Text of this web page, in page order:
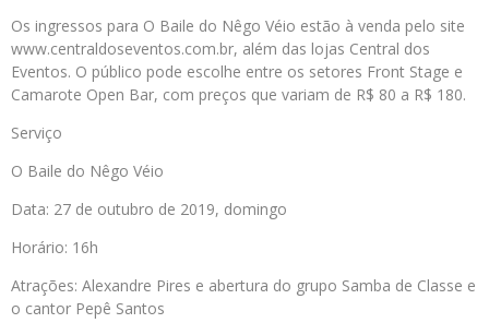
Os ingressos para O Baile do Nêgo Véio estão à venda pelo site
www.centraldoseventos.com.br, além das lojas Central dos
Eventos. O público pode escolhe entre os setores Front Stage e
Camarote Open Bar, com preços que variam de R$ 80 a R$ 180.
Serviço
O Baile do Nêgo Véio
Data: 27 de outubro de 2019, domingo
Horário: 16h
Atrações: Alexandre Pires e abertura do grupo Samba de Classe e
o cantor Pepê Santos